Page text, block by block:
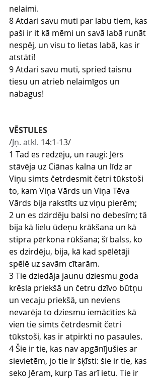
nelaimi.
8 Atdari savu muti par labu tiem, kas
paši ir it kā mēmi un savā labā runāt
nespēj, un visu to lietas labā, kas ir
atstāti!
9 Atdari savu muti, spried taisnu
tiesu un atrieb nelaimīgos un
nabagus!
VĒSTULES
/Jņ. atkl. 14:1-13/
1 Tad es redzēju, un raugi: Jērs
stāvēja uz Ciānas kalna un līdz ar
Viņu simts četrdesmit četri tūkstoši
to, kam Viņa Vārds un Viņa Tēva
Vārds bija rakstīts uz viņu pierēm;
2 un es dzirdēju balsi no debesīm; tā
bija kā lielu ūdeņu krākšana un kā
stipra pērkona rūkšana; šī balss, ko
es dzirdēju, bija, kā kad spēlētāji
spēlē uz savām cītarām.
3 Tie dziedāja jaunu dziesmu goda
krēsla priekšā un četru dzīvo būtņu
un vecaju priekšā, un neviens
nevarēja to dziesmu iemācīties kā
vien tie simts četrdesmit četri
tūkstoši, kas ir atpirkti no pasaules.
4 Šie ir tie, kas nav apgānījušies ar
sievietēm, jo tie ir šķīsti: šie ir tie, kas
seko Jēram, kurp Tas arī ietu. Tie ir